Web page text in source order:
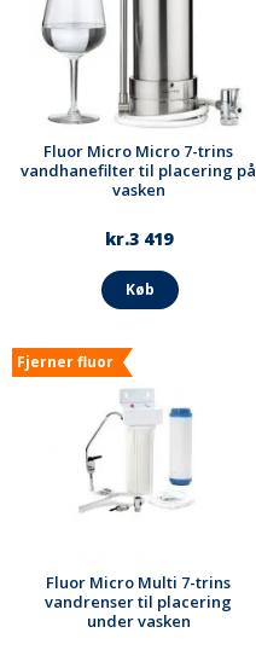
Fluor Micro Micro 7-trins
vandhanefilter til placering på
vasken
kr.3 419
Køb
Fjerner fluor
Fluor Micro Multi 7-trins
vandrenser til placering
under vasken